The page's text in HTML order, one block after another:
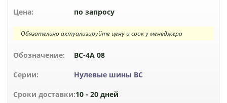
Цена: по запросу
Обязательно актуализируйте цену и срок у менеджера
Обозначение: ВС-4А 08
Серии: Нулевые шины ВС
Сроки доставки:10 - 20 дней